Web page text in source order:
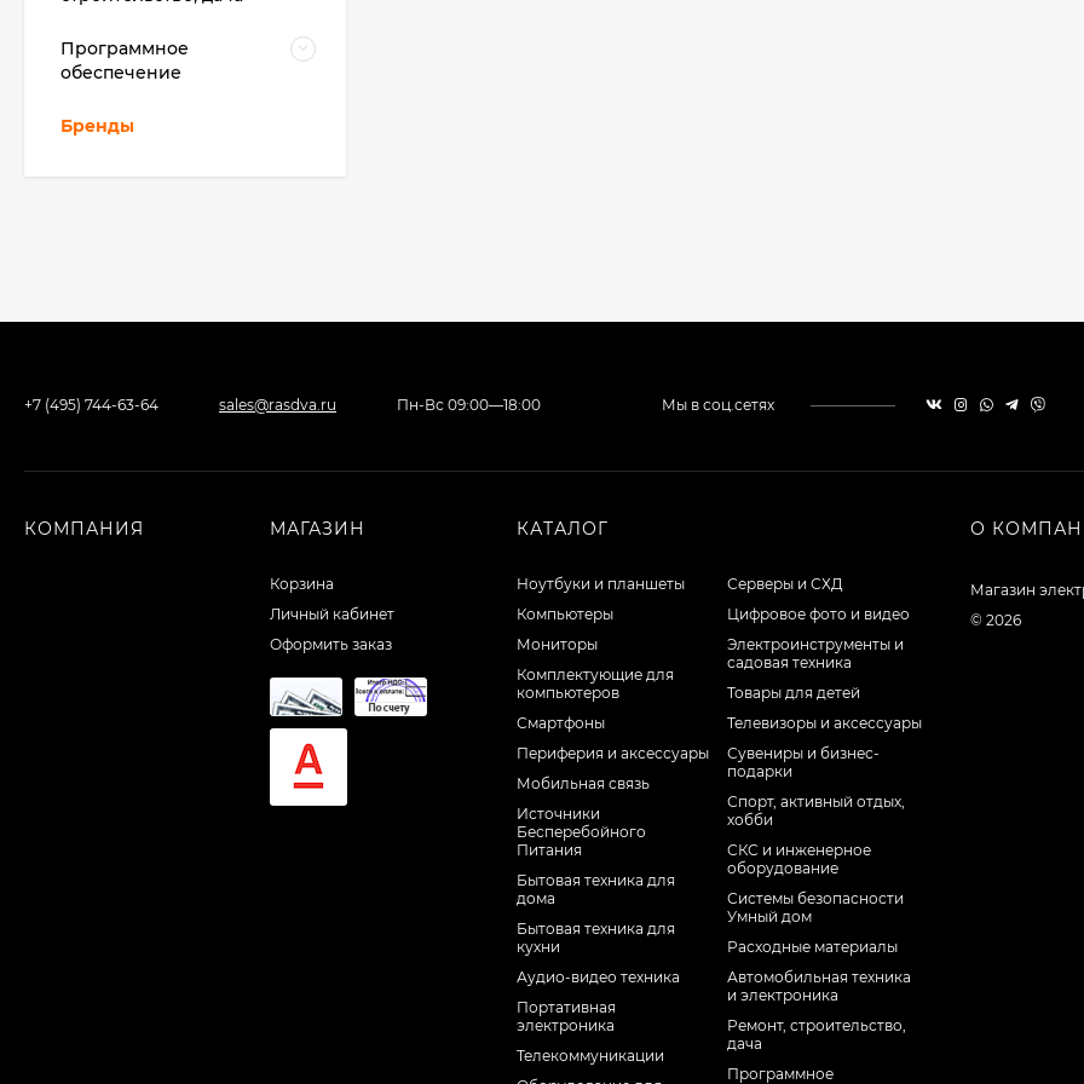
Программное
обеспечение
Бренды
+7 (495) 744-63-64 sales@rasdva.ru Пн-Вс 09:00—18:00 Мы в соц.сетях
КОМПАНИЯ МАГАЗИН
Корзина
Личный кабинет
Оформить заказ
КАТАЛОГ
Ноутбуки и планшеты
Компьютеры
Мониторы
Комплектующие для
компьютеров
Смартфоны
Периферия и аксессуары
Мобильная связь
Источники
Бесперебойного
Питания
Бытовая техника для
дома
Бытовая техника для
кухни
Аудио-видео техника
Портативная
электроника
Телекоммуникации
Серверы и СХД
Цифровое фото и видео
Электроинструменты и
садовая техника
Товары для детей
Телевизоры и аксессуары
Сувениры и бизнес-
подарки
Спорт, активный отдых,
хобби
СКС и инженерное
оборудование
Системы безопасности
Умный дом
Расходные материалы
Автомобильная техника
и электроника
Ремонт, строительство,
дача
Программное
О
Магазин
© 2026